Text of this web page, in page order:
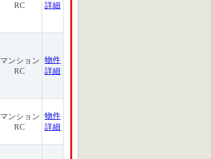
RC
詳細
マンション
RC
物件
詳細
マンション
RC
物件
詳細